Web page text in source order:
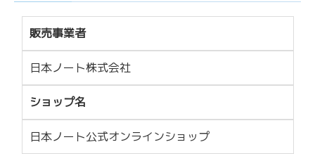
販売事業者
日本ノート株式会社
ショップ名
日本ノート公式オンラインショップ